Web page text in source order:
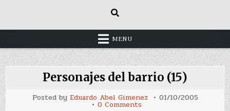
MENU
Personajes del barrio (15)
Posted by Eduardo Abel Gimenez 01/10/2005
0 Commentson